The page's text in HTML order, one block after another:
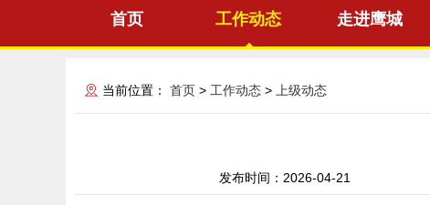
首页 工作动态 走进鹰城
当前位置： 首页 > 工作动态 > 上级动态
发布时间： 2026-04-21